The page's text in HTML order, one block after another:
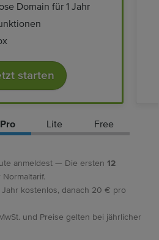
Domain für 1 Jahr
starten
Pro Lite Free
anmeldest — Die ersten 12
kostenlos, danach 20 € pro
und Preise gelten bei jährlicher